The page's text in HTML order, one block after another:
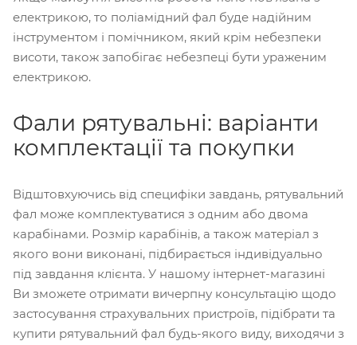
електрикою, то поліамідний фал буде надійним
інструментом і помічником, який крім небезпеки
висоти, також запобігає небезпеці бути ураженим
електрикою.
Фали рятувальні: варіанти
комплектації та покупки
Відштовхуючись від специфіки завдань, рятувальний
фал може комплектуватися з одним або двома
карабінами. Розмір карабінів, а також матеріал з
якого вони виконані, підбирається індивідуально
під завдання клієнта. У нашому інтернет-магазині
Ви зможете отримати вичерпну консультацію щодо
застосування страхувальних пристроїв, підібрати та
купити рятувальний фал будь-якого виду, виходячи з